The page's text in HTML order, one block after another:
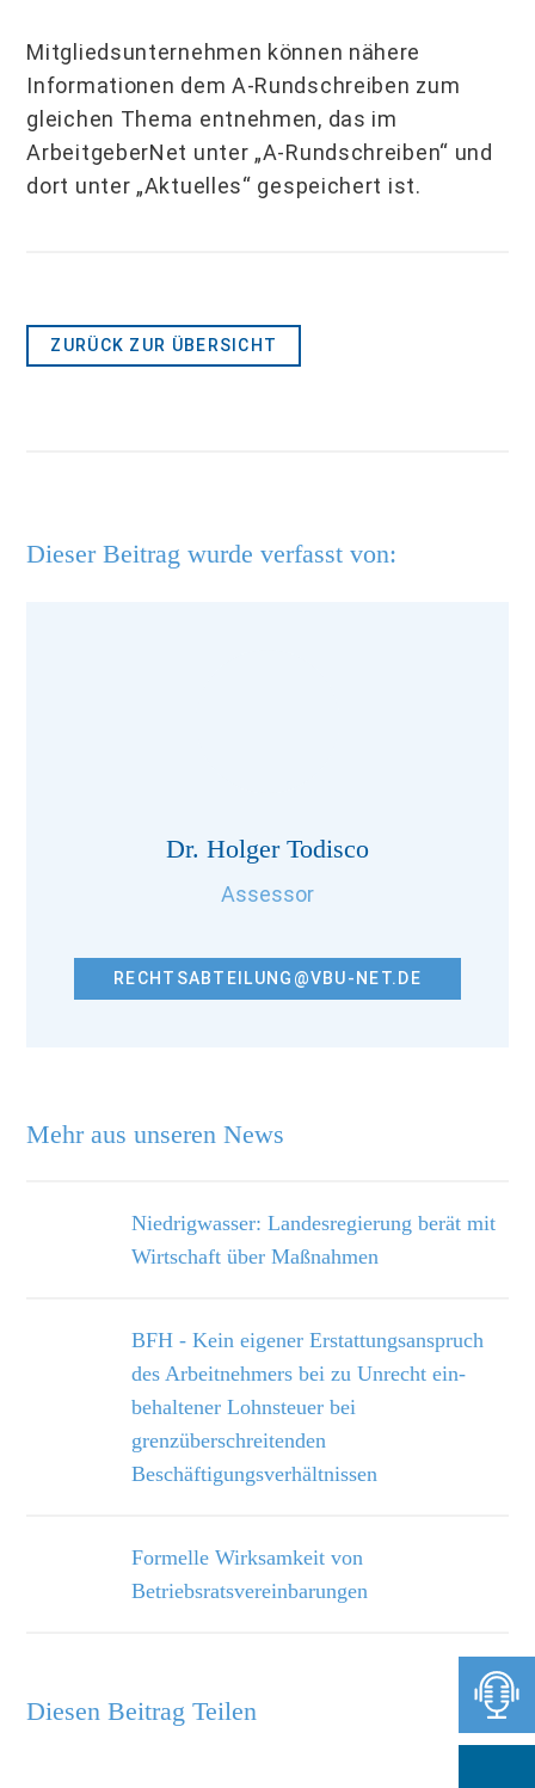
Mitgliedsunternehmen können nähere
Informationen dem A-Rundschreiben zum
glei­chen Thema entnehmen, das im
ArbeitgeberNet unter „A-Rundschreiben“ und
dort un­ter „Aktuelles“ gespeichert ist.
ZURÜCK ZUR ÜBERSICHT
Mehr aus unseren News
Niedrigwasser: Landesregierung berät mit
Wirtschaft über Maßnahmen
BFH - Kein eigener Erstattungsanspruch
des Arbeitnehmers bei zu Unrecht ein­
behaltener Lohnsteuer bei
grenzüberschreitenden
Beschäftigungsverhältnissen
Formelle Wirksamkeit von
Betriebsratsvereinbarungen
Dieser Beitrag wurde verfasst von:
Dr. Holger Todisco
Assessor
RECHTSABTEILUNG@VBU-NET.DE
Diesen Beitrag Teilen